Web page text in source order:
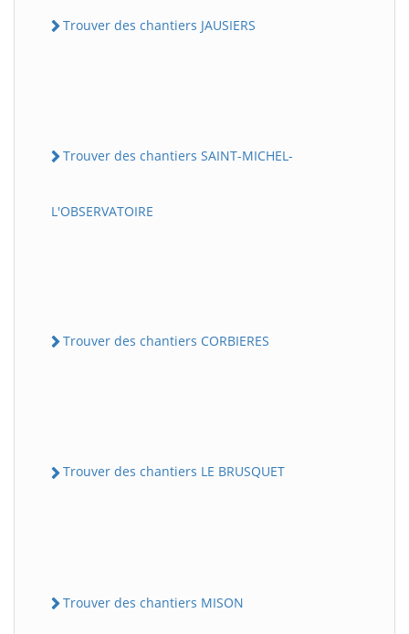
Trouver des chantiers JAUSIERS
Trouver des chantiers SAINT-MICHEL-
L'OBSERVATOIRE
Trouver des chantiers CORBIERES
Trouver des chantiers LE BRUSQUET
Trouver des chantiers MISON